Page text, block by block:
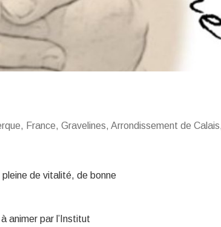
France, Gravelines, Arrondissement de
de vitalité, de bonne
animer par l’Institut